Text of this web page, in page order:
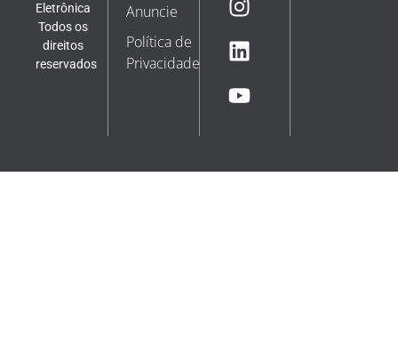
Eletrônica
Todos os
direitos
reservados
Anuncie
Política de
Privacidade